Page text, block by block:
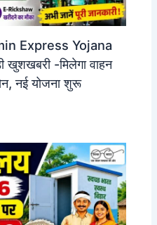
Express Yojana
-मिलेगा वाहन
नई योजना शुरू